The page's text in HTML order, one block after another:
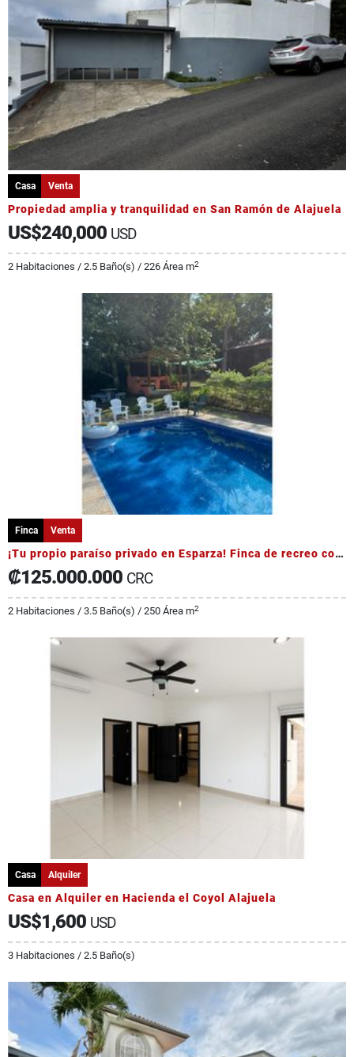
Casa Venta
Propiedad amplia y tranquilidad en San Ramón de Alajuela
US$240,000 USD
2 Habitaciones / 2.5 Baño(s) / 226 Área m2
Finca Venta
¡Tu propio paraíso privado en Esparza! Finca de recreo con piscina
₡125.000.000 CRC
2 Habitaciones / 3.5 Baño(s) / 250 Área m2
Casa Alquiler
Casa en Alquiler en Hacienda el Coyol Alajuela
US$1,600 USD
3 Habitaciones / 2.5 Baño(s)